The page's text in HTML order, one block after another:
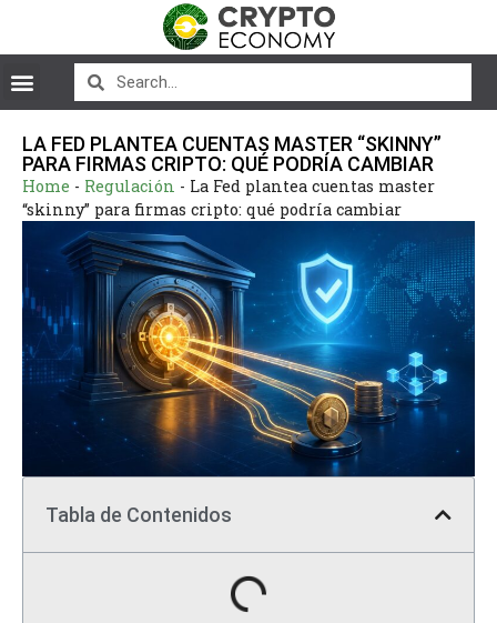
LA FED PLANTEA CUENTAS MASTER “SKINNY”
PARA FIRMAS CRIPTO: QUÉ PODRÍA CAMBIAR
Home - Regulación - La Fed plantea cuentas master
“skinny” para firmas cripto: qué podría cambiar
Tabla de Contenidos